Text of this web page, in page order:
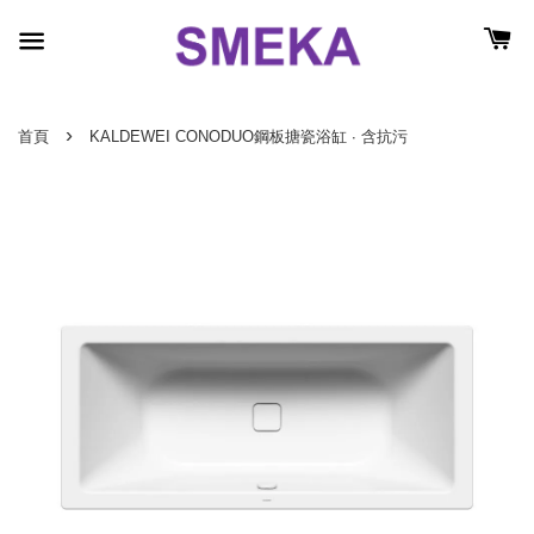
首頁 › KALDEWEI CONODUO鋼板搪瓷浴缸 ∙ 含抗污